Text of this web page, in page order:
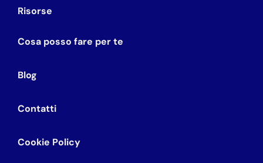
Risorse
Cosa posso fare per te
Blog
Contatti
Cookie Policy